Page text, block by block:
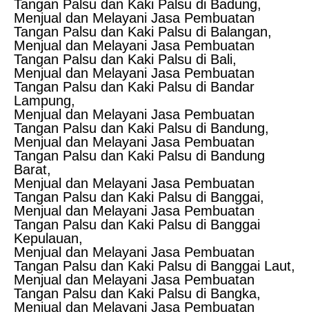
Tangan Palsu dan Kaki Palsu di Badung,
Menjual dan Melayani Jasa Pembuatan
Tangan Palsu dan Kaki Palsu di Balangan,
Menjual dan Melayani Jasa Pembuatan
Tangan Palsu dan Kaki Palsu di Bali,
Menjual dan Melayani Jasa Pembuatan
Tangan Palsu dan Kaki Palsu di Bandar
Lampung,
Menjual dan Melayani Jasa Pembuatan
Tangan Palsu dan Kaki Palsu di Bandung,
Menjual dan Melayani Jasa Pembuatan
Tangan Palsu dan Kaki Palsu di Bandung
Barat,
Menjual dan Melayani Jasa Pembuatan
Tangan Palsu dan Kaki Palsu di Banggai,
Menjual dan Melayani Jasa Pembuatan
Tangan Palsu dan Kaki Palsu di Banggai
Kepulauan,
Menjual dan Melayani Jasa Pembuatan
Tangan Palsu dan Kaki Palsu di Banggai Laut,
Menjual dan Melayani Jasa Pembuatan
Tangan Palsu dan Kaki Palsu di Bangka,
Menjual dan Melayani Jasa Pembuatan